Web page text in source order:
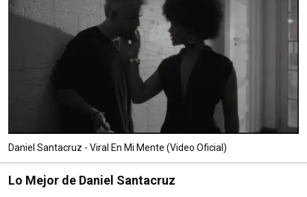
Daniel Santacruz - Viral En Mi Mente (Video Oficial)
Lo Mejor de Daniel Santacruz